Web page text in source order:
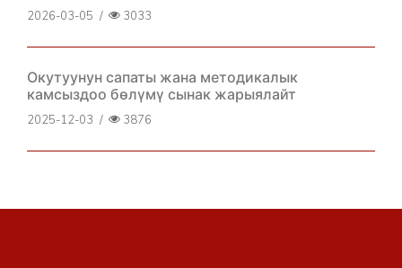
2026-03-05 / 3033
Окутуунун сапаты жана методикалык
камсыздоо бөлүмү сынак жарыялайт
2025-12-03 / 3876